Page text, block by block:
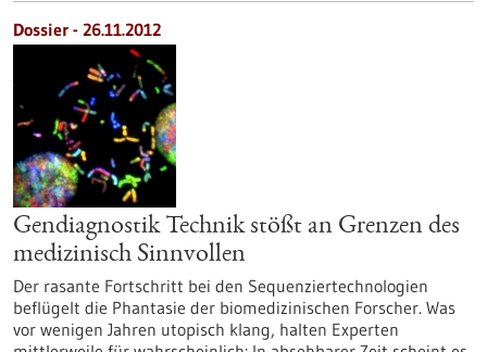
Dossier - 26.11.2012
Gendiagnostik Technik stößt an Grenzen des
medizinisch Sinnvollen
Der rasante Fortschritt bei den Sequenziertechnologien
beflügelt die Phantasie der biomedizinischen Forscher. Was
vor wenigen Jahren utopisch klang, halten Experten